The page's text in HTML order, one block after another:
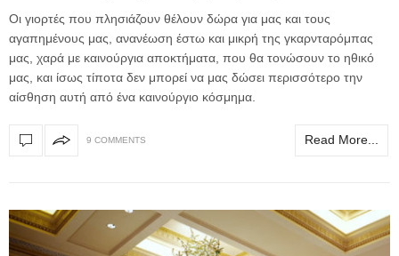
Οι γιορτές που πλησιάζουν θέλουν δώρα για μας και τους
αγαπημένους μας, ανανέωση έστω και μικρή της γκαρνταρόμπας
μας, χαρά με καινούργια αποκτήματα, που θα τονώσουν το ηθικό
μας, και ίσως τίποτα δεν μπορεί να μας δώσει περισσότερο την
αίσθηση αυτή από ένα καινούργιο κόσμημα.
9 COMMENTS Read More...